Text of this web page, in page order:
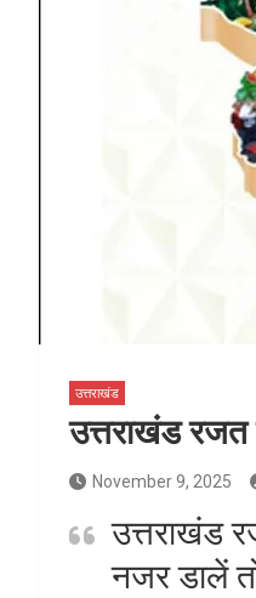
उत्तराखंड
उत्तराखंड
November 9, 2025
उत्तराखंड
नजर डालें